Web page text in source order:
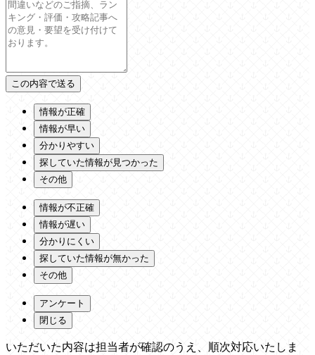
情報が正確
情報が早い
分かりやすい
探していた情報が見つかった
その他
情報が不正確
情報が遅い
分かりにくい
探していた情報が無かった
その他
アンケート
閉じる
いただいた内容は担当者が確認のうえ、順次対応いたしま